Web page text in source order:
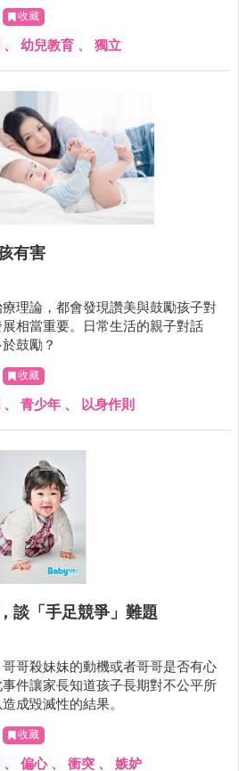
出現適應上的困難。
收藏
、 幼兒教育 、 獨立
有害
理論，都會發現讚美與鼓勵孩子對
相當重要。日常生活的親子對話
鼓勵？
收藏
、 青少年 、 以身作則
談「手足競爭」難題
哥殺妹妹的動機或者哥哥是否有心
件讓家長知道孩子長期對不公平所
成毀滅性的結果。
收藏
、 偏心、 衝突 、 嫉妒